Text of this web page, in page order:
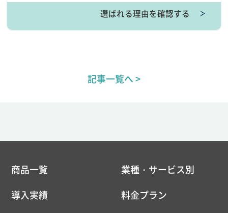
選ばれる理由を確認する ＞
記事一覧へ >
商品一覧
業種・サービス別
導入実績
料金プラン